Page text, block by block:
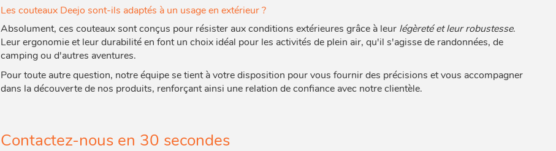
Les couteaux Deejo sont-ils adaptés à un usage en extérieur ?
Absolument, ces couteaux sont conçus pour résister aux conditions extérieures grâce à leur légèreté et leur robustesse.
Leur ergonomie et leur durabilité en font un choix idéal pour les activités de plein air, qu'il s'agisse de randonnées, de
camping ou d'autres aventures.
Pour toute autre question, notre équipe se tient à votre disposition pour vous fournir des précisions et vous accompagner
dans la découverte de nos produits, renforçant ainsi une relation de confiance avec notre clientèle.
Contactez-nous en 30 secondes